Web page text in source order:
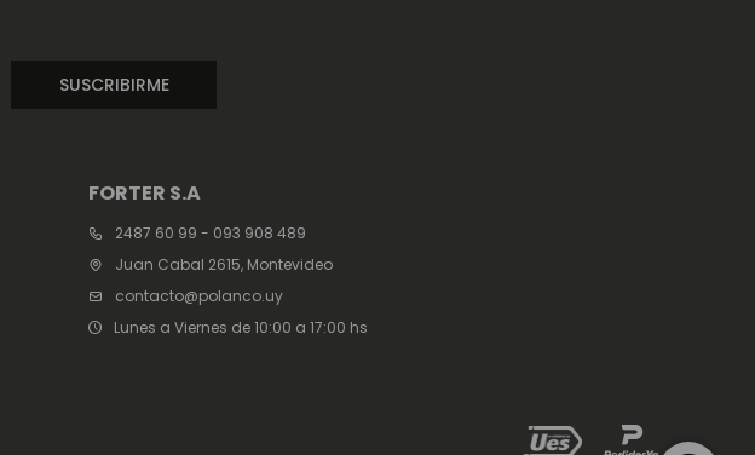
FORTER S.A
2487 60 99 - 093 908 489
Juan Cabal 2615, Montevideo
contacto@polanco.uy
Lunes a Viernes de 10:00 a 17:00 hs
SUSCRIBIRME